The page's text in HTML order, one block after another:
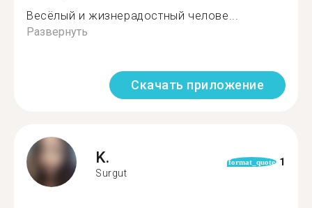
Весёлый и жизнерадостный челове...
Развернуть
Скачать приложение
K.
Surgut
format_quote 1